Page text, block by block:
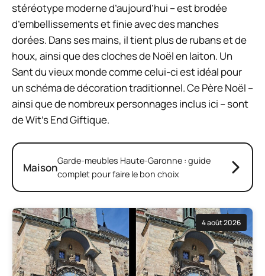
stéréotype moderne d’aujourd’hui – est brodée
d’embellissements et finie avec des manches
dorées. Dans ses mains, il tient plus de rubans et de
houx, ainsi que des cloches de Noël en laiton. Un
Sant du vieux monde comme celui-ci est idéal pour
un schéma de décoration traditionnel. Ce Père Noël –
ainsi que de nombreux personnages inclus ici – sont
de Wit’s End Giftique.
MaisonGarde-meubles Haute-Garonne : guide
complet pour faire le bon choix
4 août 2026